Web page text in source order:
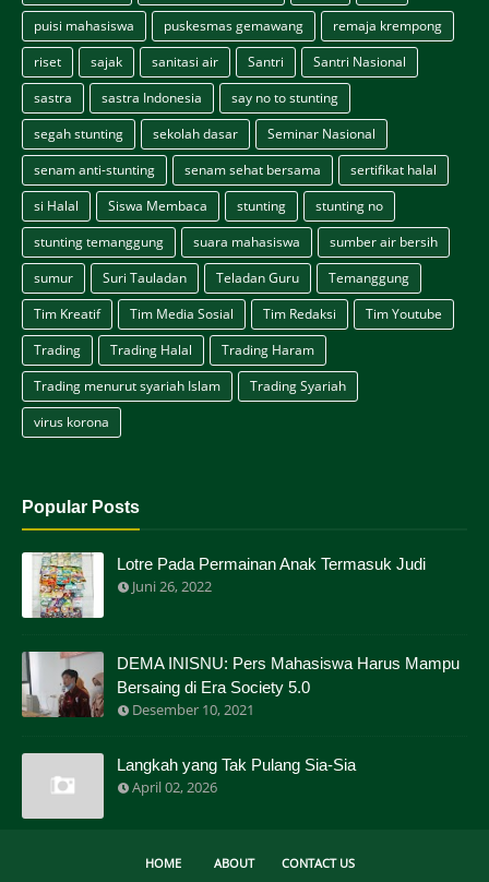
puisi mahasiswa
puskesmas gemawang
remaja krempong
riset
sajak sanitasi air Santri
Santri Nasional
sastra
sastra Indonesia
say no to stunting
segah stunting
sekolah dasar
Seminar Nasional
senam anti-stunting
senam sehat bersama
sertifikat halal
si Halal
Siswa Membaca stunting
stunting no
stunting temanggung
suara mahasiswa
sumber air bersih
sumur
Suri Tauladan Teladan Guru
Temanggung
Tim Kreatif
Tim Media Sosial Tim Redaksi
Tim Youtube
Trading
Trading Halal
Trading Haram
Trading menurut syariah Islam
Trading Syariah
virus korona
Popular Posts
Lotre Pada Permainan Anak Termasuk Judi
Juni 26, 2022
DEMA INISNU: Pers Mahasiswa Harus Mampu
Bersaing di Era Society 5.0
Desember 10, 2021
Langkah yang Tak Pulang Sia-Sia
April 02, 2026
HOME ABOUT CONTACT US